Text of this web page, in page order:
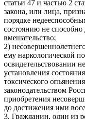
статьи 47 и частью 2
закона, или лица,
порядке
состоянию не способно
вмешательство;
2)
ему наркологической
освидетельствовании
установления
токсического
законодательством
приобретения
до достижения ими
3. Гражданин, один из